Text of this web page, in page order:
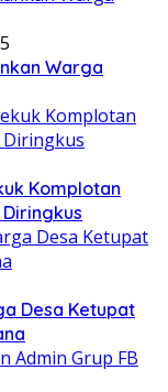
Warga
Komplotan
Desa Ketupat